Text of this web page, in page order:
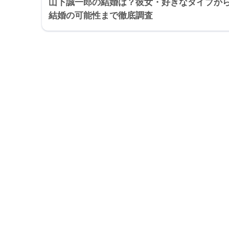
山下誠一郎の結婚は？彼女・好きなタイプか
結婚の可能性まで徹底調査